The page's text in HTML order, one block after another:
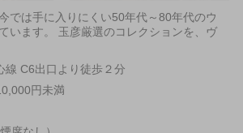
では手に入りにくい50年代～80年代のウ
います。 玉彦厳選のコレクションを、ヴ
線 C6出口より徒歩２分
円未満